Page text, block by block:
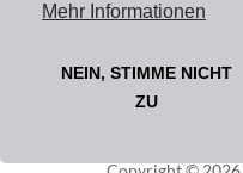
Mehr Informationen
NEIN, STIMME NICHT
ZU
Impressum Widerruf
Mytailor croodles